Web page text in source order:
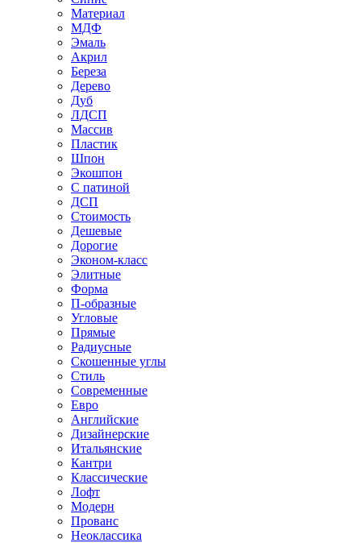
Материал
МДФ
Эмаль
Акрил
Береза
Дерево
Дуб
ЛДСП
Массив
Пластик
Шпон
Экошпон
С патиной
ДСП
Стоимость
Дешевые
Дорогие
Эконом-класс
Элитные
Форма
П-образные
Угловые
Прямые
Радиусные
Скошенные углы
Стиль
Современные
Евро
Английские
Дизайнерские
Итальянские
Кантри
Классические
Лофт
Модерн
Прованс
Неоклассика